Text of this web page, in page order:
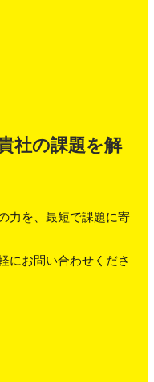
社の課題を解
力を、最短で課題に寄
にお問い合わせくださ